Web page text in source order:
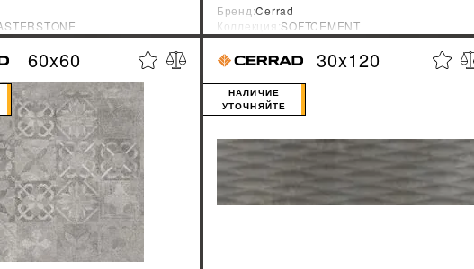
Польша
УЗНАТЬ СВОЮ СКИДКУ %
Бренд:Cerrad
Коллекция:SOFTCEMENT
Страна-производитель:Польша
УЗНАТЬ СВОЮ СКИДКУ %
60x60 30x120
НАЛИЧИЕ
УТОЧНЯЙТЕ